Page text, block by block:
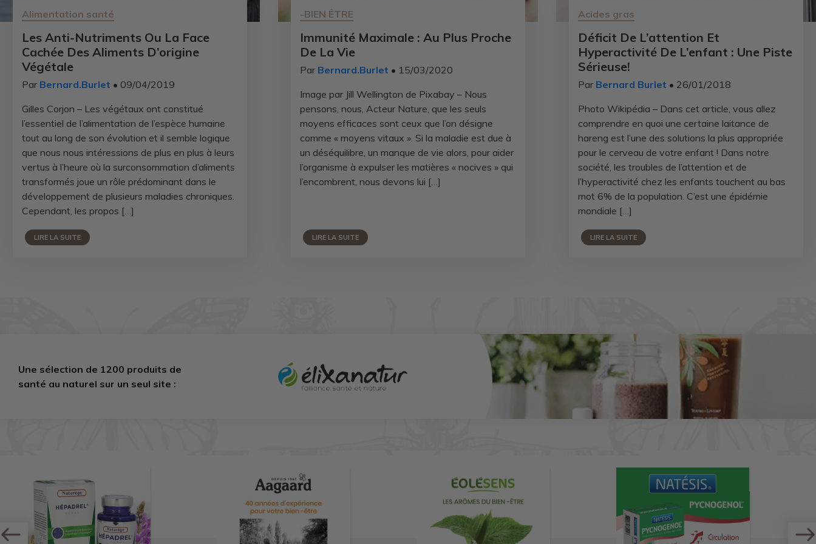
Alimentation santé
Les Anti-Nutriments Ou La Face
Cachée Des Aliments D’origine
Végétale
Par Bernard.Burlet • 09/04/2019
Gilles Corjon – Les végétaux ont constitué
l’essentiel de l’alimentation de l’espèce humaine
tout au long de son évolution et il semble logique
que nous nous intéressions de plus en plus à leurs
vertus à l’heure où la surconsommation d’aliments
transformés joue un rôle prédominant dans le
développement de plusieurs maladies chroniques.
Cependant, les propos […]
LIRE LA SUITE
-BIEN ÊTRE
Immunité Maximale : Au Plus Proche
De La Vie
Par Bernard.Burlet • 15/03/2020
Image par Jill Wellington de Pixabay – Nous
pensons, nous, Acteur Nature, que les seuls
moyens efficaces sont ceux que l’on désigne
comme « moyens vitaux ». Si la maladie est due à
un déséquilibre, un manque de vie alors, pour aider
l’organisme à expulser les matières « nocives » qui
l’encombrent, nous devons lui […]
LIRE LA SUITE
Acides gras
Déficit De L’attention Et
Hyperactivité De L’enfant : Une Piste
Sérieuse!
Par Bernard Burlet • 26/01/2018
Photo Wikipédia – Dans cet article, vous allez
comprendre en quoi une certaine laitance de
hareng est l’une des solutions la plus appropriée
pour le cerveau de votre enfant ! Dans notre
société, les troubles de l’attention et de
l’hyperactivité chez les enfants touchent au bas
mot 6% de la population. C’est une épidémie
mondiale […]
LIRE LA SUITE
Une sélection de 1200 produits de
santé au naturel sur un seul site :